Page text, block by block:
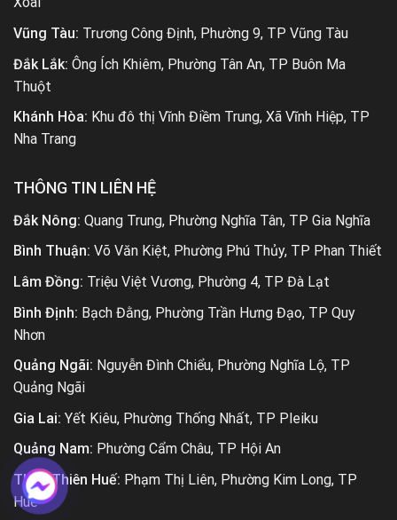
Vũng Tàu: Trương Công Định, Phường 9, TP Vũng Tàu
Đắk Lắk: Ông Ích Khiêm, Phường Tân An, TP Buôn Ma
Thuột
Khánh Hòa: Khu đô thị Vĩnh Điềm Trung, Xã Vĩnh Hiệp, TP
Nha Trang
THÔNG TIN LIÊN HỆ
Đắk Nông: Quang Trung, Phường Nghĩa Tân, TP Gia Nghĩa
Bình Thuận: Võ Văn Kiệt, Phường Phú Thủy, TP Phan Thiết
Lâm Đồng: Triệu Việt Vương, Phường 4, TP Đà Lạt
Bình Định: Bạch Đằng, Phường Trần Hưng Đạo, TP Quy
Nhơn
Quảng Ngãi: Nguyễn Đình Chiểu, Phường Nghĩa Lộ, TP
Quảng Ngãi
Gia Lai: Yết Kiêu, Phường Thống Nhất, TP Pleiku
Quảng Nam: Phường Cẩm Châu, TP Hội An
Thừa Thiên Huế: Phạm Thị Liên, Phường Kim Long, TP
Huế